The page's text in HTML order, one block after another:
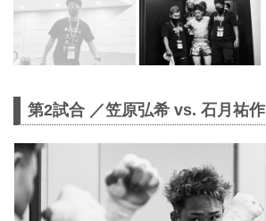
第2試合 ／笠原弘希 vs. 石月祐作